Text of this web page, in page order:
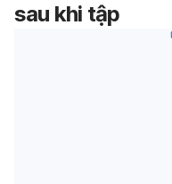
sau khi tập